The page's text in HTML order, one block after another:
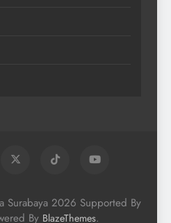
Surabaya 2026 Supported By
By BlazeThemes.